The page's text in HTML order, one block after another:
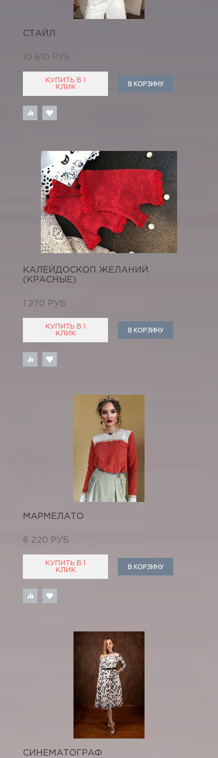
СТАЙЛ
10 610 РУБ
КУПИТЬ В 1
КЛИК
В КОРЗИНУ
КАЛЕЙДОСКОП ЖЕЛАНИЙ
(КРАСНЫЕ)
1 270 РУБ
КУПИТЬ В 1
КЛИК
В КОРЗИНУ
МАРМЕЛАТО
6 220 РУБ
КУПИТЬ В 1
КЛИК
В КОРЗИНУ
СИНЕМАТОГРАФ